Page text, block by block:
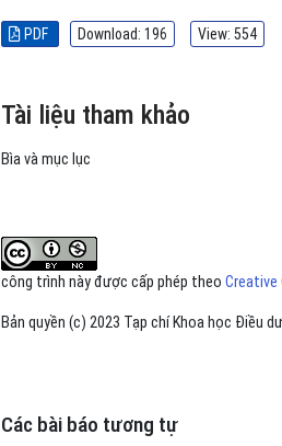
PDF Download: 196 View: 554
Tài liệu tham khảo
Bìa và mục lục
công trình này được cấp phép theo
Bản quyền (c) 2023 Tạp chí Khoa học Điều
Các bài báo tương tự